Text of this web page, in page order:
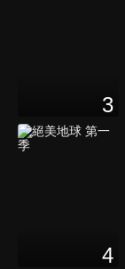
3
4